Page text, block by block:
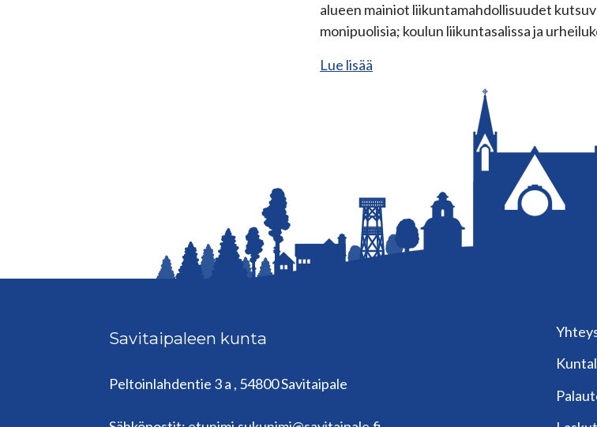
alueen mainiot liikuntamahdollisuudet
monipuolisia; koulun liikuntasalissa ja
Lue lisää
Savitaipaleen kunta
Peltoinlahdentie 3 a , 54800 Savitaipale